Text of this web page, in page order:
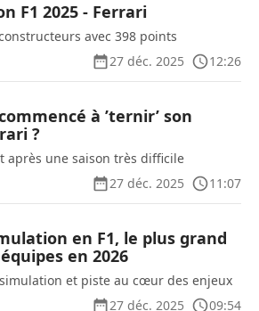
F1 2025 - Ferrari
avec 398 points
27 déc. 2025
12:26
à ’ternir’ son
?
après une saison très difficile
27 déc. 2025
11:07
en F1, le plus grand
en 2026
et piste au cœur des enjeux
27 déc. 2025
09:54